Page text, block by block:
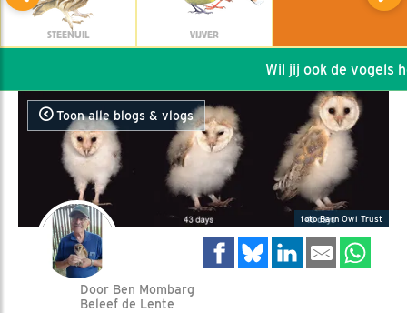
STEENUIL VIJVER
Wil jij ook de vogels
Toon alle blogs & vlogs
foto Barn Owl Trust
Door Ben Mombarg
Beleef de Lente